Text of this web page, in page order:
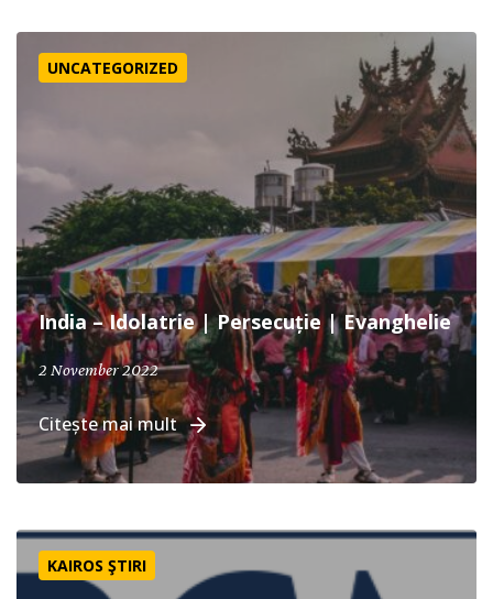
India – Idolatrie | Persecuție | Evanghelie
UNCATEGORIZED
2 November 2022
Citește mai mult
Pasiune pentru Împărăția lui Dumnezeu – Impactul
KAIROS ŞTIRI